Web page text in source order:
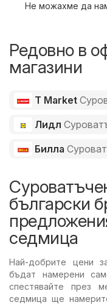
Не можахме да
Редовно в
магазини
T Market
Лидл
Билла
български
седмица
Най-добрите цени
бъдат намерени
спестявайте през
седмица ще